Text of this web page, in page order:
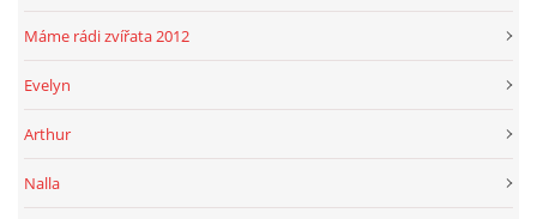
Máme rádi zvířata 2012
Evelyn
Arthur
Nalla